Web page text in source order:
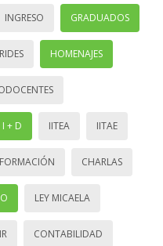
INGRESO GRADUADOS
HOMENAJES
I + D IITEA IITAE
FORMACIÓN CHARLAS
LEY MICAELA
CONTABILIDAD